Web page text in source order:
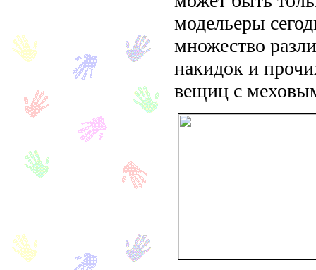
модельеры
множество
накидок и
вещиц с